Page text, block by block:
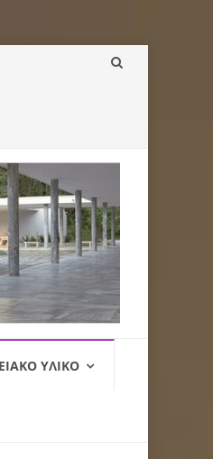
ΥΛΙΚΌ